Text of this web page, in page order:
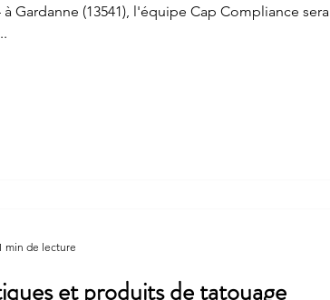
à Gardanne (13541), l'équipe Cap Compliance sera
et produits de tatouage
min de lecture